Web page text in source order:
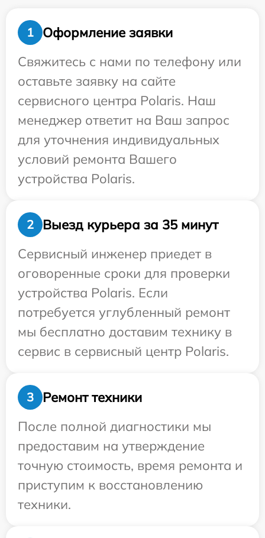
1
Оформление заявки
Свяжитесь с нами по телефону или
оставьте заявку на сайте
сервисного центра Polaris. Наш
менеджер ответит на Ваш запрос
для уточнения индивидуальных
условий ремонта Вашего
устройства Polaris.
2
Выезд курьера за 35 минут
Сервисный инженер приедет в
оговоренные сроки для проверки
устройства Polaris. Если
потребуется углубленный ремонт
мы бесплатно доставим технику в
сервис в сервисный центр Polaris.
3
Ремонт техники
После полной диагностики мы
предоставим на утверждение
точную стоимость, время ремонта и
приступим к восстановлению
техники.